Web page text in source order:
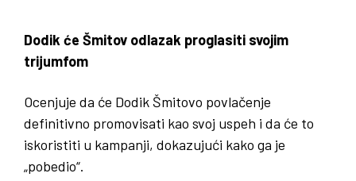
Dodik će Šmitov odlazak proglasiti svojim
trijumfom
Ocenjuje da će Dodik Šmitovo povlačenje
definitivno promovisati kao svoj uspeh i da će to
iskoristiti u kampanji, dokazujući kako ga je
„pobedio“.